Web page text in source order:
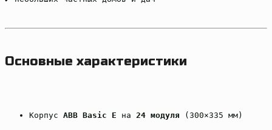
Основные характеристики
Корпус ABB Basic E на 24 модуля (300×335 мм)